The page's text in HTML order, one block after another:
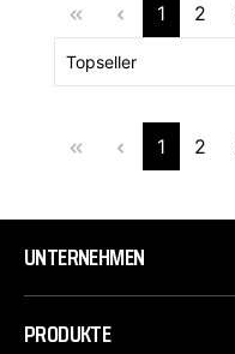
1 2
1 2
UNTERNEHMEN
PRODUKTE